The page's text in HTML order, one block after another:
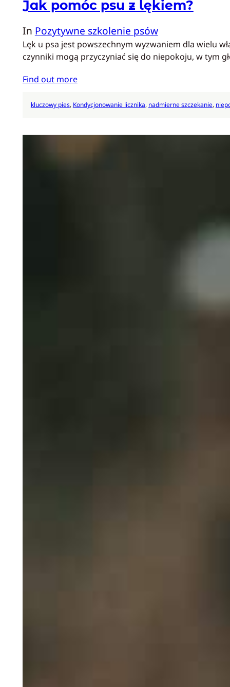
Jak pomóc psu z lękiem?
In Pozytywne szkolenie psów
Lęk u psa jest powszechnym wyzwaniem dla wielu
czynniki mogą przyczyniać się do niepokoju, w tym
Find out more
kluczowy pies, Kondycjonowanie licznika, nadmierne szczekanie,